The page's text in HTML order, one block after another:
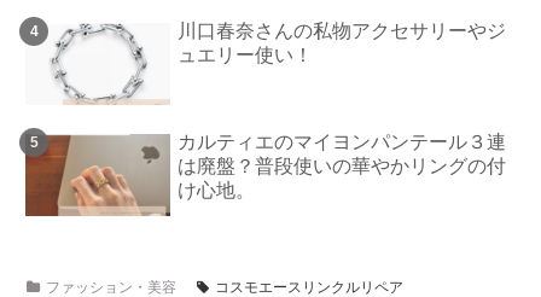
川口春奈さんの私物アクセサリーやジ
ュエリー使い！
カルティエのマイヨンパンテール３連
は廃盤？普段使いの華やかリングの付
け心地。
ファッション・美容 コスモエースリンクルリペア